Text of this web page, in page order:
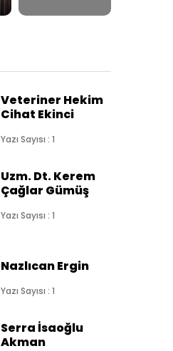
Veteriner Hekim
Cihat Ekinci
Yazı Sayısı : 1
Uzm. Dt. Kerem
Çağlar Gümüş
Yazı Sayısı : 1
Nazlıcan Ergin
Yazı Sayısı : 1
Serra İsaoğlu
Akman